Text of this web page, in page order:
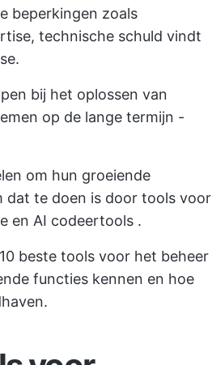
beperkingen zoals
technische schuld vindt
bij het oplossen van
op de lange termijn -
om hun groeiende
dat te doen is door tools voor
en AI codeertools .
beste tools voor het beheer
functies kennen en hoe